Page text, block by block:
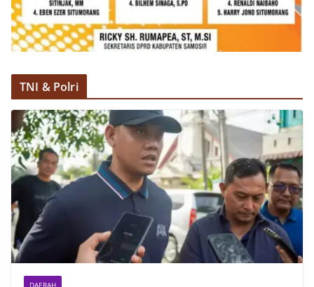
TNI & Polri
DAERAH